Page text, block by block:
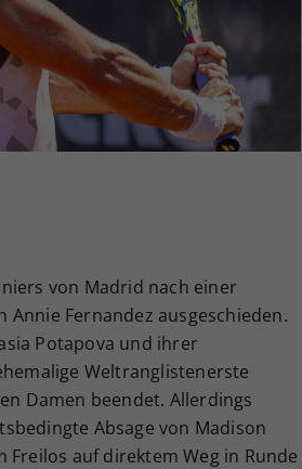
von Madrid nach einer
Annie Fernandez ausgeschieden.
Potapova und ihrer
Weltranglistenerste
Damen beendet. Allerdings
Absage von Madison
Freilos auf direktem Weg in Runde
vorgenommen Einstellungen, falls der
Betreiber dies eingestellt hat.